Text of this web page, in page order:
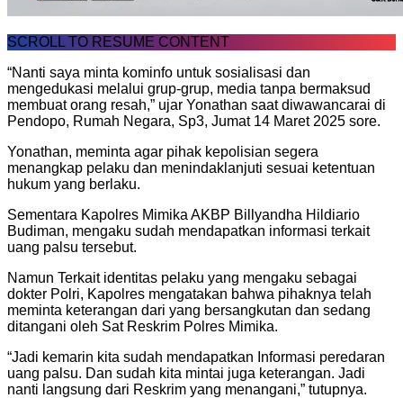
SCROLL TO RESUME CONTENT
“Nanti saya minta kominfo untuk sosialisasi dan
mengedukasi melalui grup-grup, media tanpa bermaksud
membuat orang resah,” ujar Yonathan saat diwawancarai di
Pendopo, Rumah Negara, Sp3, Jumat 14 Maret 2025 sore.
Yonathan, meminta agar pihak kepolisian segera
menangkap pelaku dan menindaklanjuti sesuai ketentuan
hukum yang berlaku.
Sementara Kapolres Mimika AKBP Billyandha Hildiario
Budiman, mengaku sudah mendapatkan informasi terkait
uang palsu tersebut.
Namun Terkait identitas pelaku yang mengaku sebagai
dokter Polri, Kapolres mengatakan bahwa pihaknya telah
meminta keterangan dari yang bersangkutan dan sedang
ditangani oleh Sat Reskrim Polres Mimika.
“Jadi kemarin kita sudah mendapatkan Informasi peredaran
uang palsu. Dan sudah kita mintai juga keterangan. Jadi
nanti langsung dari Reskrim yang menangani,” tutupnya.